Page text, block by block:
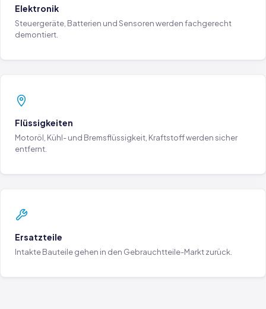
Elektronik
Steuergeräte, Batterien und Sensoren werden fachgerecht
demontiert.
Flüssigkeiten
Motoröl, Kühl- und Bremsflüssigkeit, Kraftstoff werden sicher
entfernt.
Ersatzteile
Intakte Bauteile gehen in den Gebrauchtteile-Markt zurück.